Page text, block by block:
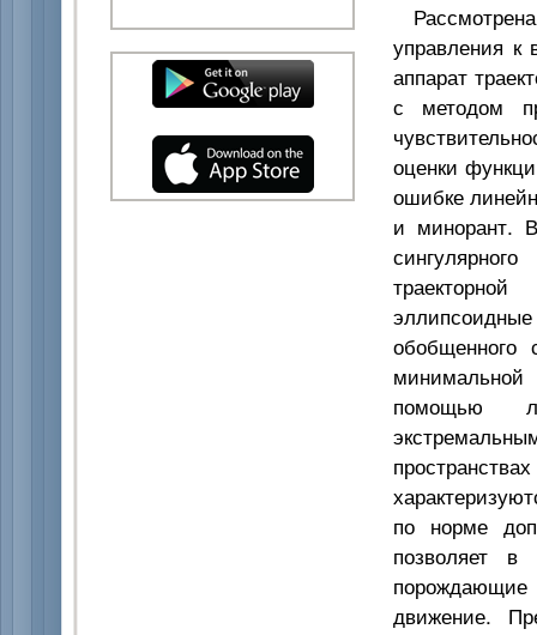
управления к
аппарат
с методом
оценки
ошибке
и минорант.
обобщенного
помощью
по норме
позволяет в
движение.